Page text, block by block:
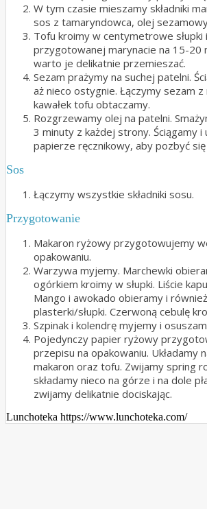
W tym czasie mieszamy składniki
sos z tamaryndowca, olej
Tofu kroimy w centymetrowe słupki
przygotowanej marynacie na 15-20
warto je delikatnie przemieszać.
Sezam prażymy na suchej patelni.
aż nieco ostygnie. Łączymy sezam z
kawałek tofu obtaczamy.
Rozgrzewamy olej na patelni.
3 minuty z każdej strony. Ściągamy i
papierze ręcznikowy, aby pozbyć się
Sos
Łączymy wszystkie składniki sosu.
Przygotowanie
Makaron ryżowy przygotowujemy
opakowaniu.
Warzywa myjemy. Marchewki
ogórkiem kroimy w słupki. Liście
Mango i awokado obieramy i
plasterki/słupki. Czerwoną cebulę
Szpinak i kolendrę myjemy i
Pojedynczy papier ryżowy
przepisu na opakowaniu. Układamy
makaron oraz tofu. Zwijamy spring
składamy nieco na górze i na dole
zwijamy delikatnie dociskając.
Lunchoteka https://www.lunchoteka.com/